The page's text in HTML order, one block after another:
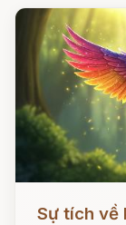
Sự tích về